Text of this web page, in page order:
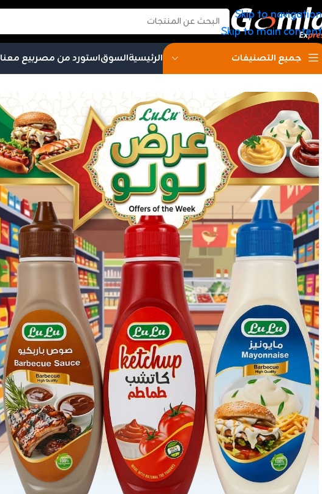
Skip to navigation
Skip to main content
جميع التصنيفات الرئيسيةالسوقاستورد من مصربيع معنا